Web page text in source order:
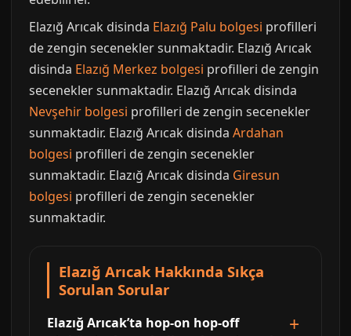
Elazığ Arıcak disinda Elazığ Palu bolgesi profilleri
de zengin secenekler sunmaktadir. Elazığ Arıcak
disinda Elazığ Merkez bolgesi profilleri de zengin
secenekler sunmaktadir. Elazığ Arıcak disinda
Nevşehir bolgesi profilleri de zengin secenekler
sunmaktadir. Elazığ Arıcak disinda Ardahan
bolgesi profilleri de zengin secenekler
sunmaktadir. Elazığ Arıcak disinda Giresun
bolgesi profilleri de zengin secenekler
sunmaktadir.
Elazığ Arıcak Hakkında Sıkça
Sorulan Sorular
Elazığ Arıcak’ta hop-on hop-off